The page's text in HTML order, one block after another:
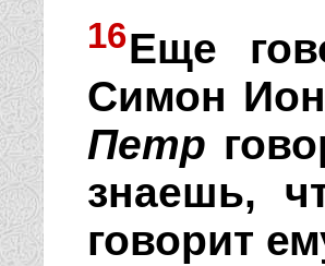
16Еще
Симон
Петр
знаешь,
говорит